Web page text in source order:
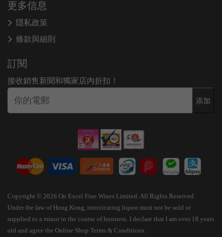
更多信息
隱私政策
條款與細則
訂閱
接收銷售新聞和獨家店內折扣！
添加
Copyright © 2026 On Excel Fine Wines Limited. All Rights Reserved.
Under the law of Hong Kong, intoxicating liquor must not be sold or
supplied to a minor in the course of business. I declare that I am over 18 years
old and agree the Online Shop Terms & Conditions.